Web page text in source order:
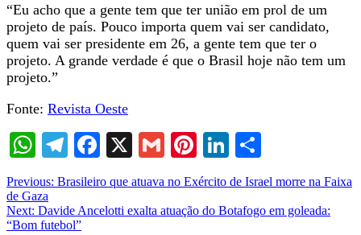
“Eu acho que a gente tem que ter união em prol de um
projeto de país. Pouco importa quem vai ser candidato,
quem vai ser presidente em 26, a gente tem que ter o
projeto. A grande verdade é que o Brasil hoje não tem um
projeto.”
Fonte: Revista Oeste
WhatsApp
Telegram
Facebook
X GmailPinterestLinkedIn
Post
navigation
Previous: Brasileiro que atuava no Exército de Israel morre na Faixa
de Gaza
Next: Davide Ancelotti exalta atuação do Botafogo em goleada:
“Bom futebol”